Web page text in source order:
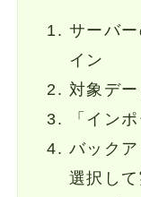
サーバ
イン
対象デ
「イン
バック
選択し